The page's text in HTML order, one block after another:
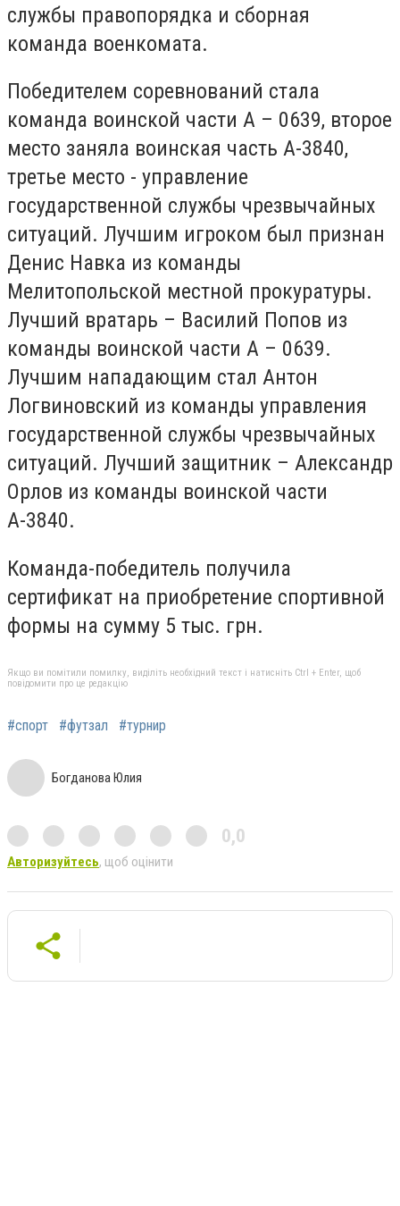
службы правопорядка и сборная
команда военкомата.
Победителем соревнований стала
команда воинской части А – 0639, второе
место заняла воинская часть А-3840,
третье место - управление
государственной службы чрезвычайных
ситуаций. Лучшим игроком был признан
Денис Навка из команды
Мелитопольской местной прокуратуры.
Лучший вратарь – Василий Попов из
команды воинской части А – 0639.
Лучшим нападающим стал Антон
Логвиновский из команды управления
государственной службы чрезвычайных
ситуаций. Лучший защитник – Александр
Орлов из команды воинской части
А-3840.
Команда-победитель получила
сертификат на приобретение спортивной
формы на сумму 5 тыс. грн.
Якщо ви помітили помилку, виділіть необхідний текст і натисніть Ctrl + Enter, щоб
повідомити про це редакцію
#спорт #футзал #турнир
Богданова Юлия
0,0
Авторизуйтесь, щоб оцінити